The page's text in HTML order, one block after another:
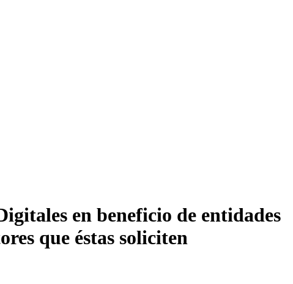
en beneficio de entidades
que éstas soliciten